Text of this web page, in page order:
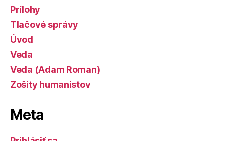
Prílohy
Tlačové správy
Úvod
Veda
Veda (Adam Roman)
Zošity humanistov
Meta